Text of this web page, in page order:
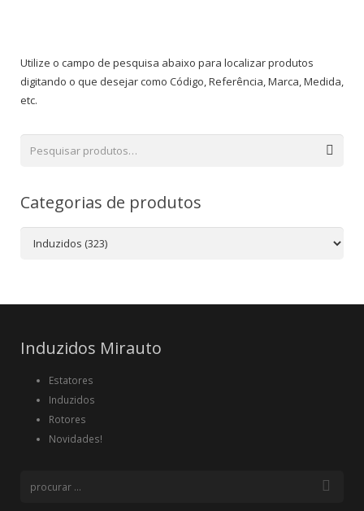
Utilize o campo de pesquisa abaixo para localizar produtos
digitando o que desejar como Código, Referência, Marca, Medida,
etc.
Categorias de produtos
Induzidos Mirauto
Estatores
Induzidos
Rotores
Novidades!